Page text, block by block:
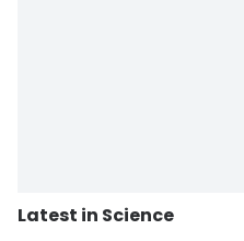
Latest in Science